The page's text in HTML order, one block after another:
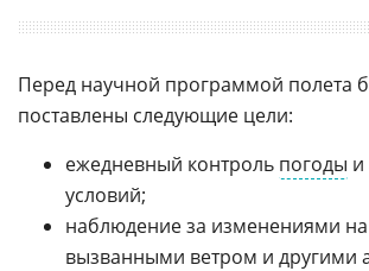
Перед научной программой полета
поставлены следующие цели:
ежедневный контроль погоды
условий;
наблюдение за изменениями
вызванными ветром и другими